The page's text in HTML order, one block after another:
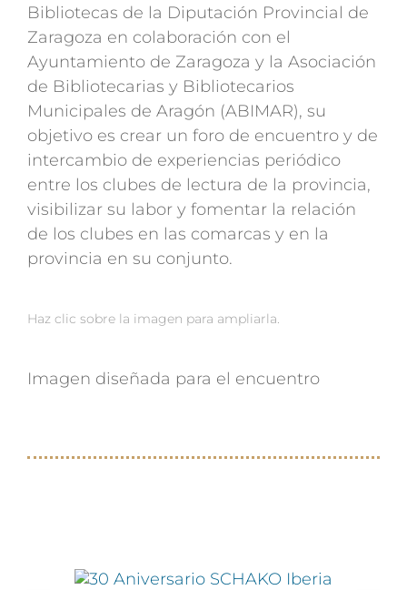
Bibliotecas de la Diputación Provincial de
Zaragoza en colaboración con el
Ayuntamiento de Zaragoza y la Asociación
de Bibliotecarias y Bibliotecarios
Municipales de Aragón (ABIMAR), su
objetivo es crear un foro de encuentro y de
intercambio de experiencias periódico
entre los clubes de lectura de la provincia,
visibilizar su labor y fomentar la relación
de los clubes en las comarcas y en la
provincia en su conjunto.
Haz clic sobre la imagen para ampliarla.
Imagen diseñada para el encuentro